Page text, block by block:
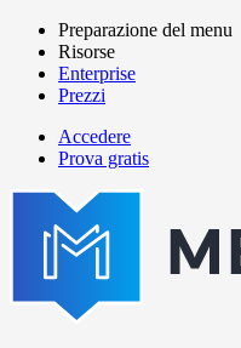
Salta
contenuto
principale
Main
navigation
Preparazione del menu
Risorse
Enterprise
Prezzi
menutech
navigation
Accedere
Prova gratis